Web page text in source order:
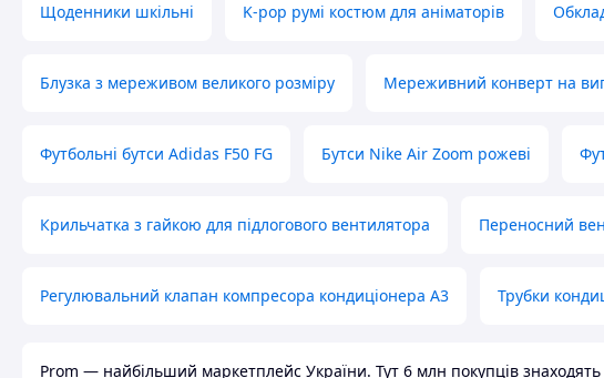
Щоденники шкільні K-pop румі костюм для аніматорів
Блузка з мереживом великого розміру Мереживний конверт на
Футбольні бутси Adidas F50 FG Бутси Nike Air Zoom рожеві
Крильчатка з гайкою для підлогового вентилятора Переносний
Регулювальний клапан компресора кондиціонера А3 Трубки
Prom — найбільший маркетплейс України. Тут 6 млн покупців